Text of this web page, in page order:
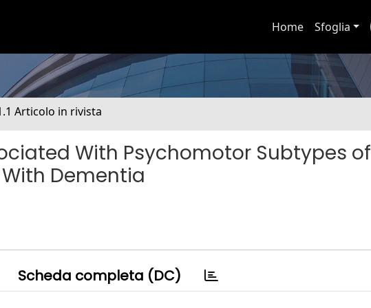
Home Sfoglia
Articolo in rivista
With Psychomotor Subtypes of
Dementia
Scheda completa (DC)